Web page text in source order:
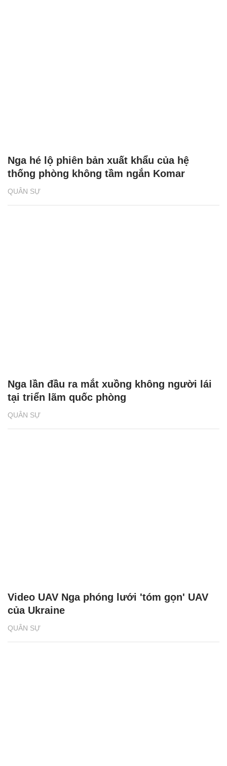
QUÂN SỰ
Nga hé lộ phiên bản xuất khẩu của hệ
thống phòng không tầm ngắn Komar
QUÂN SỰ
Nga lần đầu ra mắt xuồng không người lái
tại triển lãm quốc phòng
QUÂN SỰ
Video UAV Nga phóng lưới 'tóm gọn' UAV
của Ukraine